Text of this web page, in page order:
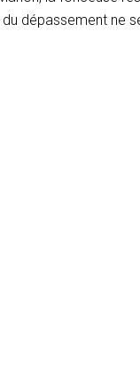
dépassement ne